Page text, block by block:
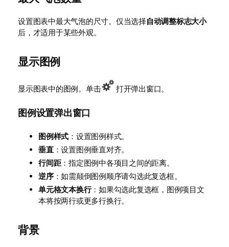
设置图表中最大气泡的尺寸。仅当选择自动调整标志大小
后，才适用于某些外观。
显示图例
显示图表中的图例。单击 打开弹出窗口。
图例设置弹出窗口
图例样式 ：设置图例样式。
垂直：设置图例垂直对齐。
行间距：指定图例中各项目之间的距离。
逆序：如需颠倒图例顺序请勾选此复选框。
单元格文本换行：如果勾选此复选框，图例项目文
本将按两行或更多行换行。
背景